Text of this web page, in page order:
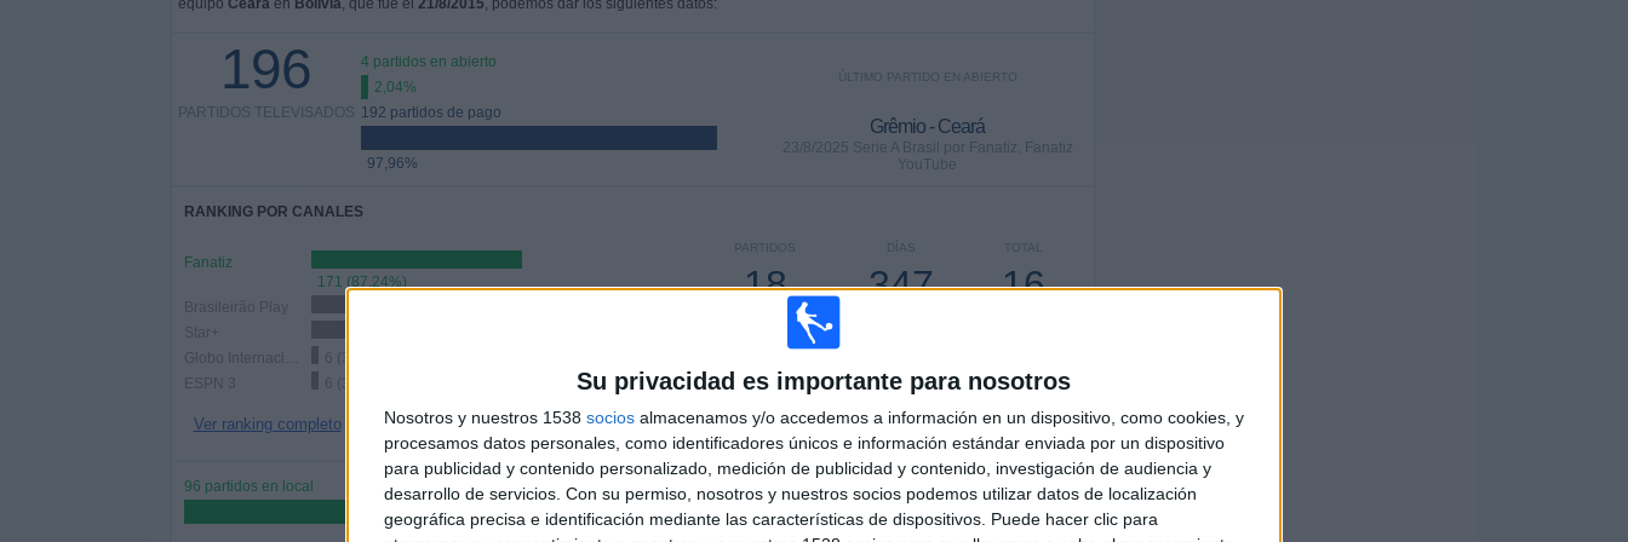
Su privacidad es importante para nosotros
Nosotros y nuestros 1538 socios almacenamos y/o accedemos a información en un dispositivo, como cookies, y
procesamos datos personales, como identificadores únicos e información estándar enviada por un dispositivo
para publicidad y contenido personalizado, medición de publicidad y contenido, investigación de audiencia y
desarrollo de servicios. Con su permiso, nosotros y nuestros socios podemos utilizar datos de localización
geográfica precisa e identificación mediante las características de dispositivos. Puede hacer clic para
equipo Cearáen Bolivia, que fue el 21/8/2015, podemos dar los siguientes datos:
196
PARTIDOS TELEVISADOS
4 partidos en abierto
2,04%
192 partidos de pago
97,96%
ÚLTIMO PARTIDO EN ABIERTO
Grêmio - Ceará
23/8/2025 Serie A Brasil por Fanatiz, Fanatiz
YouTube
RANKING POR CANALES
Fanatiz
171 (87,24%)
Brasileirão Play
Star+
6 (3,06%)
ESPN 3
6 (3,06%)
Ver ranking completo
TOTAL
16
DÍAS
347
PARTIDOS
18
CONSECUTIVOS
96 partidos en local
TOTAL
MÁXIMO
TOTAL